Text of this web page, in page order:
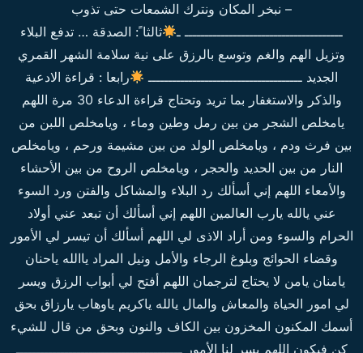
– نبخر المكان ونترك الشمعات حتى تذوب
ـــــــــــــــــــــــــــــــــــــــ ـ
ثالثا ً: الصدقة … تدفع البلاء
وتزيل الهم والغم وتوسع بالرزق على نية سلامة الشهر القمري
الجديد ــــــــــــــــــــــــــــــــــــــ
رابعا : قراءة الادعية
والذكر والاستغفار بما تريد وتحتاج قراءة الدعاء 30 مرة اللهم
يامخلص الشجر من بين رمل وطين وماء ، ويامخلص اللبن من
بين فرث ودم ، ويامخلص الولد من بين مشيمة ورحم ، ويامخلص
النار من بين الحديد والحجر ، ويامخلص الروح من بين الأحشاء
والأمعاء اللهم إني أسألك رد البلاء والمشاكل والفتن ورد السوء
عني يالله يارب العالمين اللهم إني أسألك أن تبعد عني أولاد
الحرام والسوء ومن أراد الاذى لي اللهم أسألك أن تيسر لي الأمور
وقضاء الحوائج وبلوغ الرجاء والأمل ونيل المراد ياالله ياحنان
يامنان يامن لا يحتاج لترجمان اللهم أفتح لي أبواب الرزق ويسر
لي امور الحياة والمعاش والمال يالله ياكريم ياوهاب يارزاق بحق
أسمك المكنون المخزون بين الكاف والنون وبحق من قال للشيء
كن فيكون اللهم يسر لنا الأمور ـــــــــــــــــــــــــــــــــــــــــ